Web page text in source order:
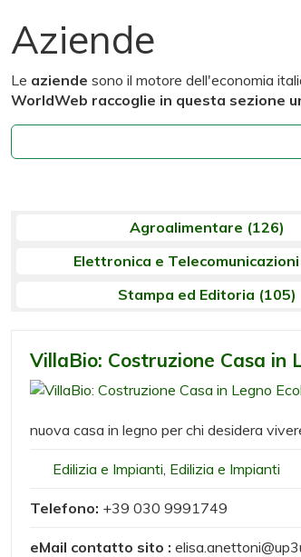
Aziende
Le aziende sono il motore dell'economia
WorldWeb raccoglie in questa sezione
Agroalimentare (126)
Elettronica e Telecomunicazioni
Stampa ed Editoria (105)
VillaBio: Costruzione Casa in
nuova casa in legno per chi desidera
Edilizia e Impianti Edilizia e Impianti
Telefono: +39 030 9991749
eMail contatto sito :